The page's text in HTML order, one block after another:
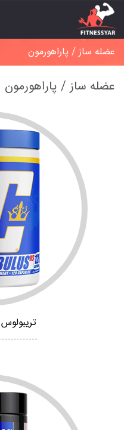
عضله ساز / پاراهورمون
عضله ساز / پاراهورمون
تریبولوس Xs رونی کلمن